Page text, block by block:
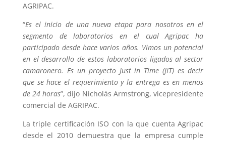
AGRIPAC.
“Es el inicio de una nueva etapa para nosotros en el
segmento de laboratorios en el cual Agripac ha
participado desde hace varios años. Vimos un potencial
en el desarrollo de estos laboratorios ligados al sector
camaronero. Es un proyecto Just in Time (JIT) es decir
que se hace el requerimiento y la entrega es en menos
de 24 horas”, dijo Nicholás Armstrong, vicepresidente
comercial de AGRIPAC.
La triple certificación ISO con la que cuenta Agripac
desde el 2010 demuestra que la empresa cumple